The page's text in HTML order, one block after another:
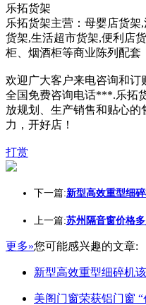
乐拓货架
乐拓货架主营：母婴店货
货架,生活超市货架,便利店
柜、烟酒柜等商业陈列配套
欢迎广大客户来电咨询和订
全国免费咨询电话***.乐拓
放规划、生产销售和贴心
力，开好店！
打赏
下一篇:新型高效重型细
上一篇:苏州隔音窗价格
更多»您可能感兴趣的文章:
新型高效重型细碎机
美阁门窗荣获铝门窗